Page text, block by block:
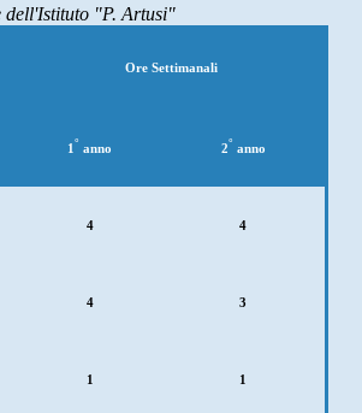
dell'Istituto "P. Artusi"
Ore Settimanali
1 ° anno 2° anno
4 4
4 3
1 1